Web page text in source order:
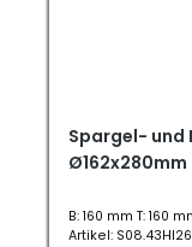
Spargel- und
Ø162x280mm
B: 160 mm T: 160
Artikel: